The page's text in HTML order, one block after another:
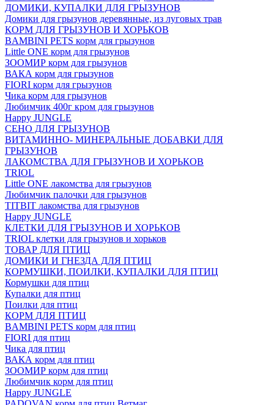
ДОМИКИ, КУПАЛКИ ДЛЯ ГРЫЗУНОВ
Домики для грызунов деревянные, из луговых трав
КОРМ ДЛЯ ГРЫЗУНОВ И ХОРЬКОВ
BAMBINI PETS корм для грызунов
Little ONE корм для грызунов
ЗООМИР корм для грызунов
ВАКА корм для грызунов
FIORI корм для грызунов
Чика корм для грызунов
Любимчик 400г кром для грызунов
Happy JUNGLE
СЕНО ДЛЯ ГРЫЗУНОВ
ВИТАМИННО- МИНЕРАЛЬНЫЕ ДОБАВКИ ДЛЯ
ГРЫЗУНОВ
ЛАКОМСТВА ДЛЯ ГРЫЗУНОВ И ХОРЬКОВ
TRIOL
Little ONE лакомства для грызунов
Любимчик палочки для грызунов
TITBIT лакомства для грызунов
Happy JUNGLE
КЛЕТКИ ДЛЯ ГРЫЗУНОВ И ХОРЬКОВ
TRIOL клетки для грызунов и хорьков
ТОВАР ДЛЯ ПТИЦ
ДОМИКИ И ГНЕЗДА ДЛЯ ПТИЦ
КОРМУШКИ, ПОИЛКИ, КУПАЛКИ ДЛЯ ПТИЦ
Кормушки для птиц
Купалки для птиц
Поилки для птиц
КОРМ ДЛЯ ПТИЦ
BAMBINI PETS корм для птиц
FIORI для птиц
Чика для птиц
ВАКА корм для птиц
ЗООМИР корм для птиц
Любимчик корм для птиц
Happy JUNGLE